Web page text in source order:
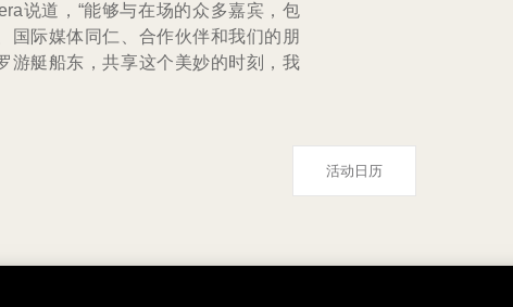
说道，“能够与在场的众多嘉宾，包
国际媒体同仁、合作伙伴和我们的朋
游艇船东，共享这个美妙的时刻，我
活动日历